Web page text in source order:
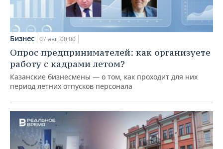
Бизнес 07 авг, 00:00
Опрос предпринимателей: как организуете
работу с кадрами летом?
Казанские бизнесмены — о том, как проходит для них
период летних отпусков персонала